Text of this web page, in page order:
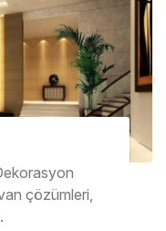
çözümleri,